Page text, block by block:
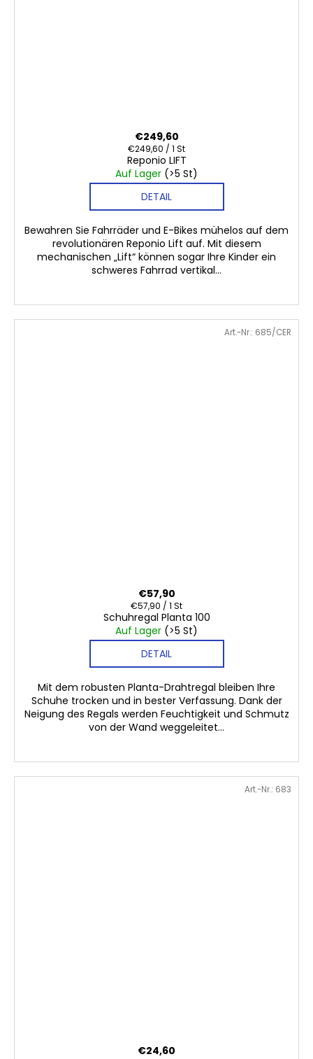
Reponio LIFT
Auf Lager (>5 St)
€249,60
Verkaufspreis:
€249,60 / 1 St
DETAIL
Bewahren Sie Fahrräder und E-Bikes mühelos auf dem
revolutionären Reponio Lift auf. Mit diesem
mechanischen „Lift“ können sogar Ihre Kinder ein
schweres Fahrrad vertikal...
Schuhregal Planta 100
Auf Lager (>5 St)
€57,90
Verkaufspreis:
€57,90 / 1 St
DETAIL
Mit dem robusten Planta-Drahtregal bleiben Ihre
Schuhe trocken und in bester Verfassung. Dank der
Neigung des Regals werden Feuchtigkeit und Schmutz
von der Wand weggeleitet...
Art.-Nr.: 685/CER
€24,60
Art.-Nr.: 683